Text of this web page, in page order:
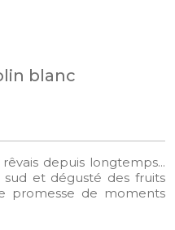
blanc
depuis longtemps...
et dégusté des fruits
promesse de moments